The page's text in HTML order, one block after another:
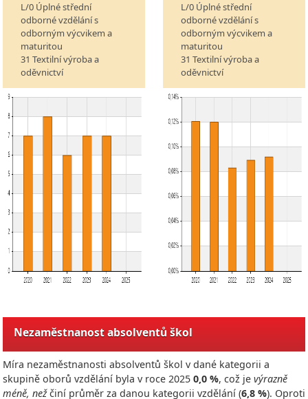
L/0 Úplné střední
odborné vzdělání s
odborným výcvikem a
maturitou
31 Textilní výroba a
oděvnictví
L/0 Úplné střední
odborné vzdělání s
odborným výcvikem a
maturitou
31 Textilní výroba a
oděvnictví
Nezaměstnanost absolventů škol
Míra nezaměstnanosti absolventů škol v dané kategorii a
skupině oborů vzdělání byla v roce 2025 0,0 %, což je výrazně
méně, nežčiní průměr za danou kategorii vzdělání (6,8 %). Oproti